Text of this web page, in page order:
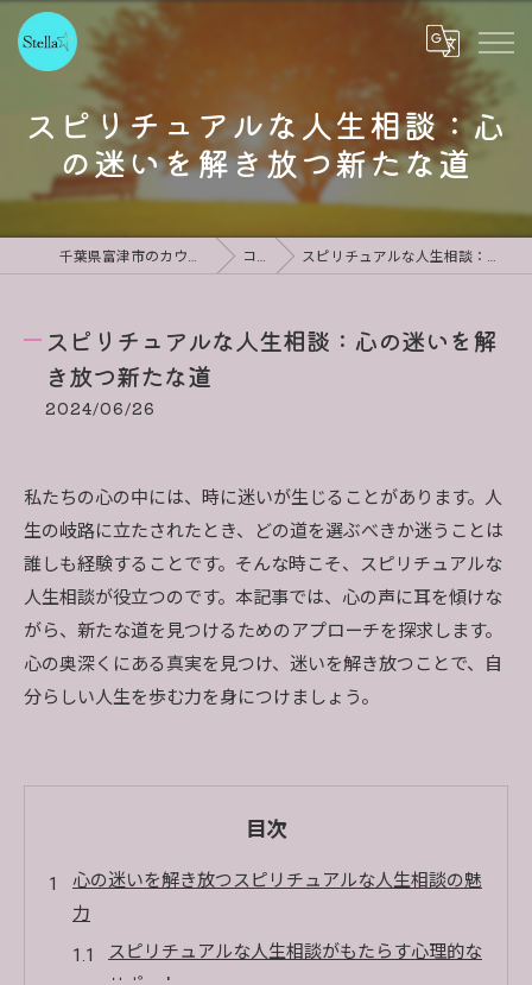
スピリチュアルな人生相談：心
の迷いを解き放つ新たな道
千葉県富津市のカウンセリングならStella コラム スピリチュアルな人生相談：心の迷いを解き放つ新たな道
スピリチュアルな人生相談：心の迷いを解
き放つ新たな道
2024/06/26
私たちの心の中には、時に迷いが生じることがあります。人
生の岐路に立たされたとき、どの道を選ぶべきか迷うことは
誰しも経験することです。そんな時こそ、スピリチュアルな
人生相談が役立つのです。本記事では、心の声に耳を傾けな
がら、新たな道を見つけるためのアプローチを探求します。
心の奥深くにある真実を見つけ、迷いを解き放つことで、自
分らしい人生を歩む力を身につけましょう。
目次
心の迷いを解き放つスピリチュアルな人生相談の魅
力
スピリチュアルな人生相談がもたらす心理的な